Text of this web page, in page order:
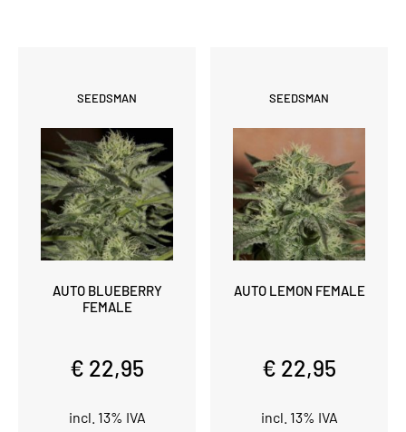
SEEDSMAN
AUTO BLUEBERRY
FEMALE
€ 22,95
incl. 13% IVA
SEEDSMAN
AUTO LEMON FEMALE
€ 22,95
incl. 13% IVA